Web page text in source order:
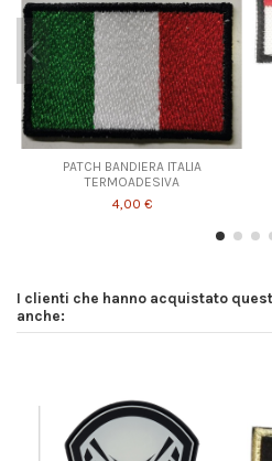
PATCH BANDIERA ITALIA
TERMOADESIVA
4,00 €
I clienti che hanno acquistato
anche: